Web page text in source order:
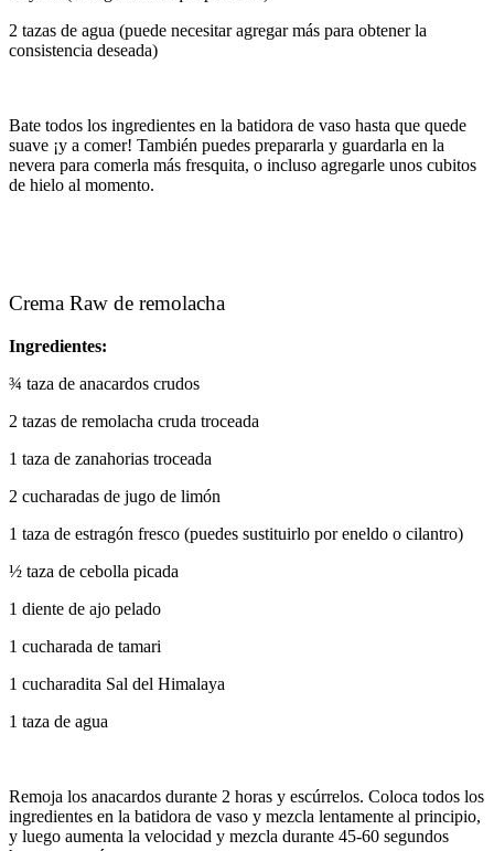
2 tazas de agua (puede necesitar agregar más para obtener la
consistencia deseada)
Bate todos los ingredientes en la batidora de vaso hasta que quede
suave ¡y a comer! También puedes prepararla y guardarla en la
nevera para comerla más fresquita, o incluso agregarle unos cubitos
de hielo al momento.
Crema Raw de remolacha
Ingredientes:
¾ taza de anacardos crudos
2 tazas de remolacha cruda troceada
1 taza de zanahorias troceada
2 cucharadas de jugo de limón
1 taza de estragón fresco (puedes sustituirlo por eneldo o cilantro)
½ taza de cebolla picada
1 diente de ajo pelado
1 cucharada de tamari
1 cucharadita Sal del Himalaya
1 taza de agua
Remoja los anacardos durante 2 horas y escúrrelos. Coloca todos los
ingredientes en la batidora de vaso y mezcla lentamente al principio,
y luego aumenta la velocidad y mezcla durante 45-60 segundos